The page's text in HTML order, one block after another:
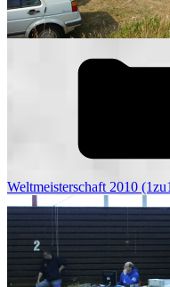
Weltmeisterschaft 2010